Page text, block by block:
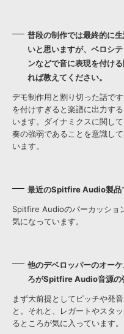
普段の制作では最終的に
いと思いますが、ベロシ
ンなどで音に表現を付け
れば教えてください。
デモ制作用と割り切った話で
を付けすぎると楽譜に出力す
います。ダイナミクスに関し
奏の強弱であることを意識し
います。
最近のSpitfire Audio製品
Spitfire Audioのパーカッショ
気になっています。
他のデベロッパーのオー
ろがSpitfire Audio音源の
まず大前提としてピッチや発
と。それと、レガートやスタ
るところが気に入っています。